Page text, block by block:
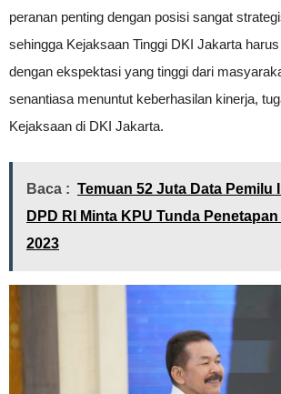
peranan penting dengan posisi sangat
sehingga Kejaksaan Tinggi DKI Jakarta
dengan ekspektasi yang tinggi dari
senantiasa menuntut keberhasilan kinerja,
Kejaksaan di DKI Jakarta.
Baca : Temuan 52 Juta Data Pemilu
DPD RI Minta KPU Tunda
2023